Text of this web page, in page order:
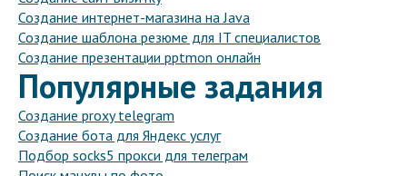
Создание интернет-магазина на Java
Создание шаблона резюме для IT специалистов
Создание презентации pptmon онлайн
Популярные задания
Создание proxy telegram
Создание бота для Яндекс услуг
Подбор socks5 прокси для телеграм